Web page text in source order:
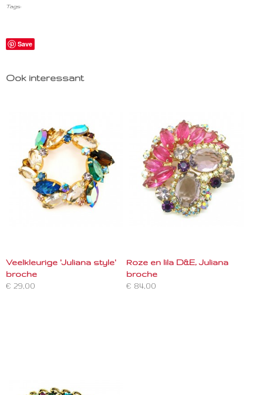
Tags:
Save
Ook interessant
Veelkleurige 'Juliana style'
broche
€ 29,00
Roze en lila D&E, Juliana
broche
€ 84,00